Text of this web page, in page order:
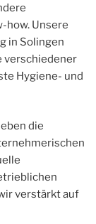
how. Unsere
in Solingen
verschiedener
Hygiene- und
die
verstärkt auf